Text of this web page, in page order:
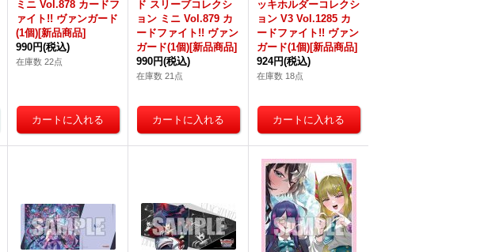
ミニ Vol.878 カードフ
ァイト!! ヴァンガード
(1個)[新品商品]
990円(税込)
在庫数 22点
ド スリーブコレクシ
ョン ミニ Vol.879 カ
ードファイト!! ヴァン
ガード(1個)[新品商品]
990円(税込)
在庫数 21点
ッキホルダーコレクシ
ョン V3 Vol.1285 カ
ードファイト!! ヴァン
ガード(1個)[新品商品]
924円(税込)
在庫数 18点